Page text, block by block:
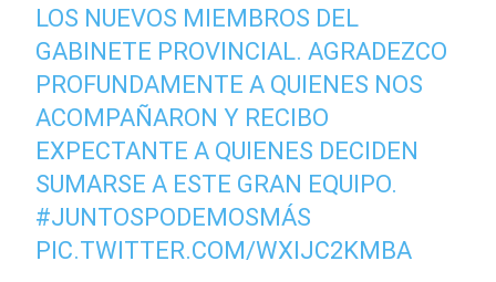
LOS NUEVOS MIEMBROS DEL
GABINETE PROVINCIAL. AGRADEZCO
PROFUNDAMENTE A QUIENES NOS
ACOMPAÑARON Y RECIBO
EXPECTANTE A QUIENES DECIDEN
SUMARSE A ESTE GRAN EQUIPO.
#JUNTOSPODEMOSMÁS
PIC.TWITTER.COM/WXIJC2KMBA